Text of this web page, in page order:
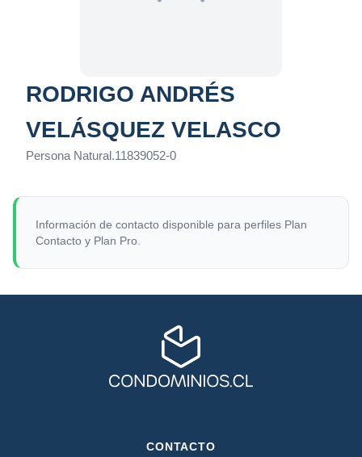
RODRIGO ANDRÉS
VELÁSQUEZ VELASCO
Persona Natural.11839052-0
Información de contacto disponible para perfiles Plan
Contacto y Plan Pro.
CONTACTO